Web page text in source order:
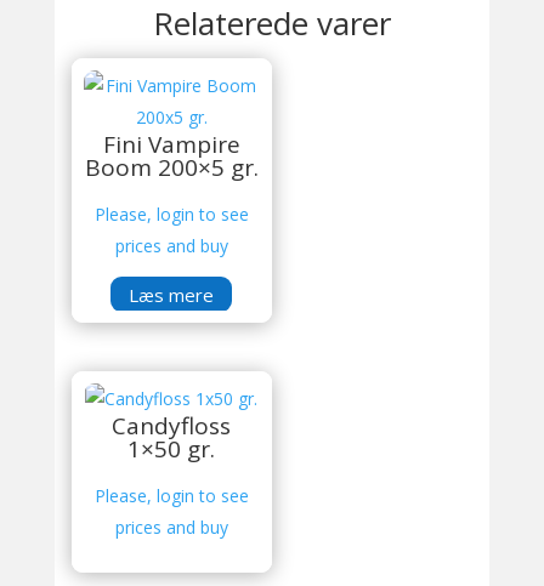
Relaterede varer
Fini Vampire
Boom 200×5 gr.
Please, login to see
prices and buy
Læs mere
Candyfloss
1×50 gr.
Please, login to see
prices and buy